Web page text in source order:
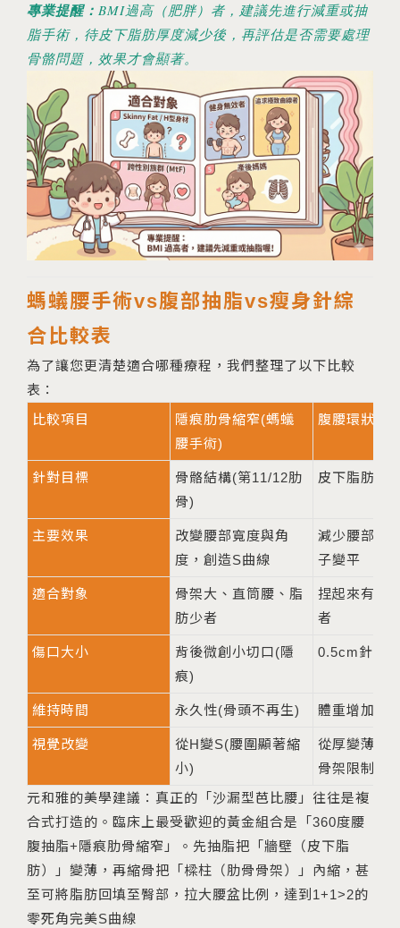
專業提醒： BMI過高（肥胖）者，建議先進行減重或抽
脂手術，待皮下脂肪厚度減少後，再評估是否需要處理
骨骼問題，效果才會顯著。
螞蟻腰手術vs腹部抽脂vs瘦身針綜
合比較表
為了讓您更清楚適合哪種療程，我們整理了以下比較
表：
比較項目
隱痕肋骨縮窄(螞蟻
腰手術)
腹腰環狀抽
針對目標
骨骼結構(第11/12肋
骨)
皮下脂肪層
主要效果
改變腰部寬度與角
度，創造S曲線
減少腰部厚
子變平
適合對象
骨架大、直筒腰、脂
肪少者
捏起來有厚
者
傷口大小
背後微創小切口(隱
痕)
0.5cm針孔
維持時間 永久性(骨頭不再生) 體重增加可
視覺改變
從H變S(腰圍顯著縮
小)
從厚變薄(但
骨架限制)
元和雅的美學建議：真正的「沙漏型芭比腰」往往是複
合式打造的。臨床上最受歡迎的黃金組合是「360度腰
腹抽脂+隱痕肋骨縮窄」。先抽脂把「牆壁（皮下脂
肪）」變薄，再縮骨把「樑柱（肋骨骨架）」內縮，甚
至可將脂肪回填至臀部，拉大腰盆比例，達到1+1>2的
零死角完美S曲線